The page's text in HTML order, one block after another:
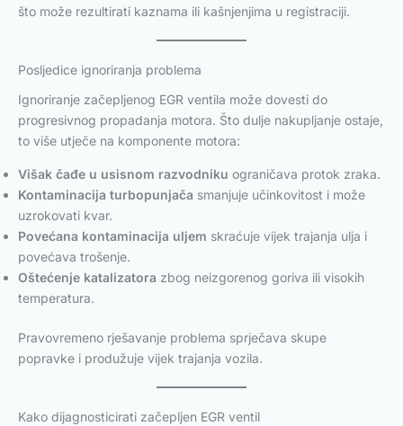
što može rezultirati kaznama ili kašnjenjima u registraciji.
Posljedice ignoriranja problema
Ignoriranje začepljenog EGR ventila može dovesti do
progresivnog propadanja motora. Što dulje nakupljanje ostaje,
to više utječe na komponente motora:
Višak čađe u usisnom razvodniku ograničava protok zraka.
Kontaminacija turbopunjača smanjuje učinkovitost i može
uzrokovati kvar.
Povećana kontaminacija uljem skraćuje vijek trajanja ulja i
povećava trošenje.
Oštećenje katalizatora zbog neizgorenog goriva ili visokih
temperatura.
Pravovremeno rješavanje problema sprječava skupe
popravke i produžuje vijek trajanja vozila.
Kako dijagnosticirati začepljen EGR ventil